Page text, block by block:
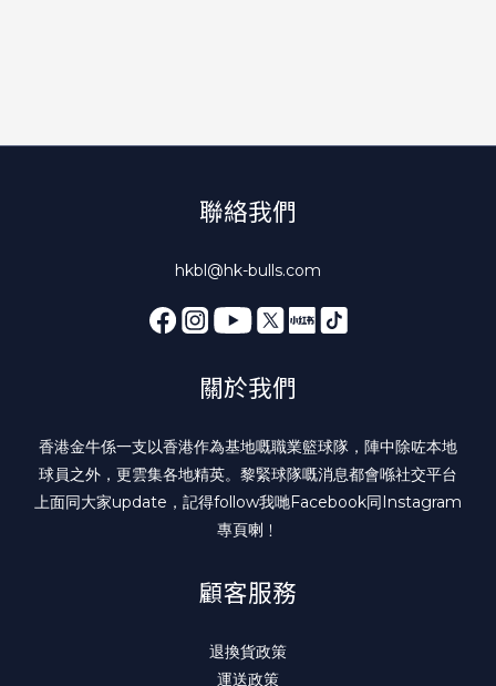
聯絡我們
hkbl@hk-bulls.com
關於我們
香港金牛係一支以香港作為基地嘅職業籃球隊，陣中除咗本地
球員之外，更雲集各地精英。黎緊球隊嘅消息都會喺社交平台
上面同大家update，記得follow我哋Facebook同Instagram
專頁喇﹗
顧客服務
退換貨政策
運送政策